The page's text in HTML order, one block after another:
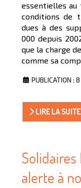
essentielles au
conditions de
dues à des
000 depuis
que la charge
comme sa
PUBLICATION :
LIRE LA
alerte à